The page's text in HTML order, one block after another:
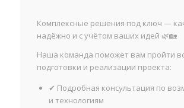
Комплексные решения под ключ —
надёжно и с учётом ваших идей 🌿🏡
Наша команда поможет вам пройти
подготовки и реализации проекта:
✔ Подробная консультация по
и технологиям